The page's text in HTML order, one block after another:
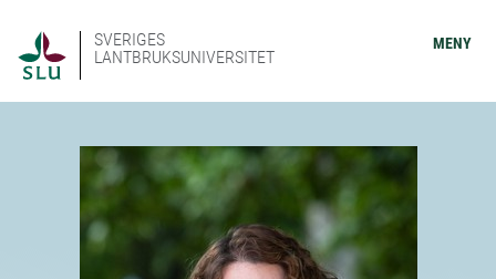
SVERIGES
LANTBRUKSUNIVERSITET
MENY